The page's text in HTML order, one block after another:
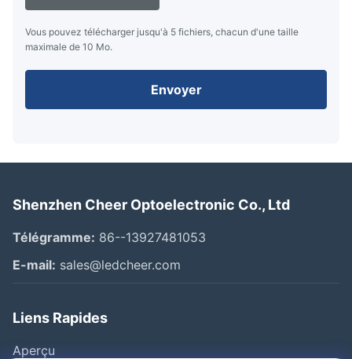
Vous pouvez télécharger jusqu'à 5 fichiers, chacun d'une taille
maximale de 10 Mo.
Envoyer
Shenzhen Cheer Optoelectronic Co., Ltd
Télégramme: 86--13927481053
E-mail: sales@ledcheer.com
Liens Rapides
Aperçu